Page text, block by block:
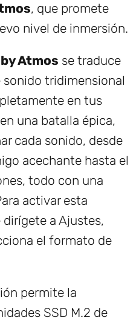
, que promete
nivel de inmersión.
Atmos se traduce
sonido tridimensional
en tus
una batalla épica,
cada sonido, desde
acechante hasta el
todo con una
activar esta
a Ajustes,
el formato de
permite la
SSD M.2 de